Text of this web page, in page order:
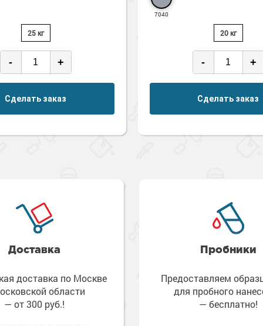
25 кг
- +
Сделать заказ
7040
20 кг
- +
Сделать заказ
Доставка
доставка по Москве
области
— от 300 руб.!
Пробники
Предоставляем
для пробного
— бесплатно!